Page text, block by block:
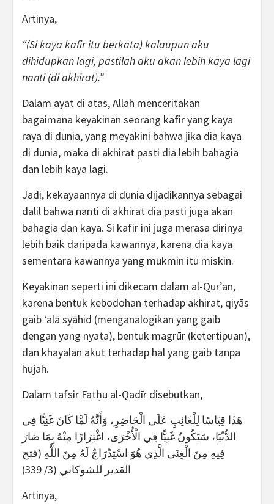
Artinya,
“(Si kaya kafir itu berkata) kalaupun aku
dihidupkan lagi, pastilah aku akan lebih kaya lagi
nanti (di akhirat).”
Dalam ayat di atas, Allah menceritakan
bagaimana keyakinan seorang kafir yang kaya
raya di dunia, yang meyakini bahwa jika dia kaya
di dunia, maka di akhirat pasti dia lebih bahagia
dan lebih kaya lagi.
Jadi, kekayaannya di dunia dijadikannya sebagai
dalil bahwa nanti di akhirat dia pasti juga akan
bahagia dan kaya. Si kafir ini juga merasa dirinya
lebih baik daripada kawannya, karena dia kaya
sementara kawannya yang mukmin itu miskin.
Keyakinan seperti ini dikecam dalam al-Qur’an,
karena bentuk kebodohan terhadap akhirat, qiyās
gaib ‘alā syāhid (menganalogikan yang gaib
dengan yang nyata), bentuk magrūr (ketertipuan),
dan khayalan akut terhadap hal yang gaib tanpa
hujah.
Dalam tafsir Fatḥu al-Qadīr disebutkan,
هَذَا قِيَاسًا لِلْغَائِبِ عَلَى الْحَاضِرِ، وَأَنَّهُ لَمَّا كَانَ غَنِيًّا فِي
الدُّنْيَا، سَيَكُونُ غَنِيًّا فِي الْأُخْرَى، اغْتِرَارًا مِنْهُ بِمَا صَارَ
فِيهِ مِنَ الْغِنَى الَّذِي هُوَ اسْتِدْرَاجٌ لَهُ مِنَ اللَّهِ (فتح
القدير للشوكاني (3/ 339)
Artinya,